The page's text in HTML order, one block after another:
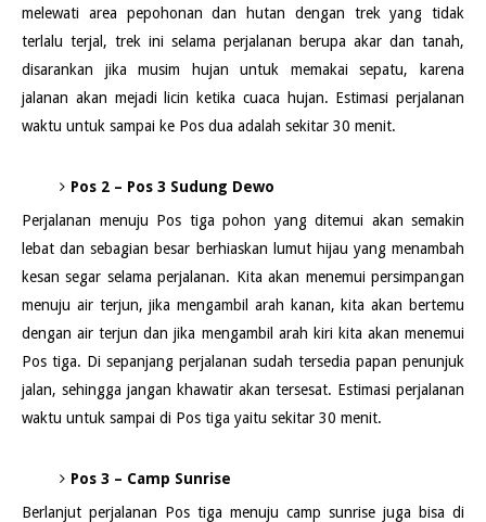
melewati area pepohonan dan hutan dengan trek yang tidak
terlalu terjal, trek ini selama perjalanan berupa akar dan tanah,
disarankan jika musim hujan untuk memakai sepatu, karena
jalanan akan mejadi licin ketika cuaca hujan. Estimasi perjalanan
waktu untuk sampai ke Pos dua adalah sekitar 30 menit.
Pos 2 – Pos 3 Sudung Dewo
Perjalanan menuju Pos tiga pohon yang ditemui akan semakin
lebat dan sebagian besar berhiaskan lumut hijau yang menambah
kesan segar selama perjalanan. Kita akan menemui persimpangan
menuju air terjun, jika mengambil arah kanan, kita akan bertemu
dengan air terjun dan jika mengambil arah kiri kita akan menemui
Pos tiga. Di sepanjang perjalanan sudah tersedia papan penunjuk
jalan, sehingga jangan khawatir akan tersesat. Estimasi perjalanan
waktu untuk sampai di Pos tiga yaitu sekitar 30 menit.
Pos 3 – Camp Sunrise
Berlanjut perjalanan Pos tiga menuju camp sunrise juga bisa di